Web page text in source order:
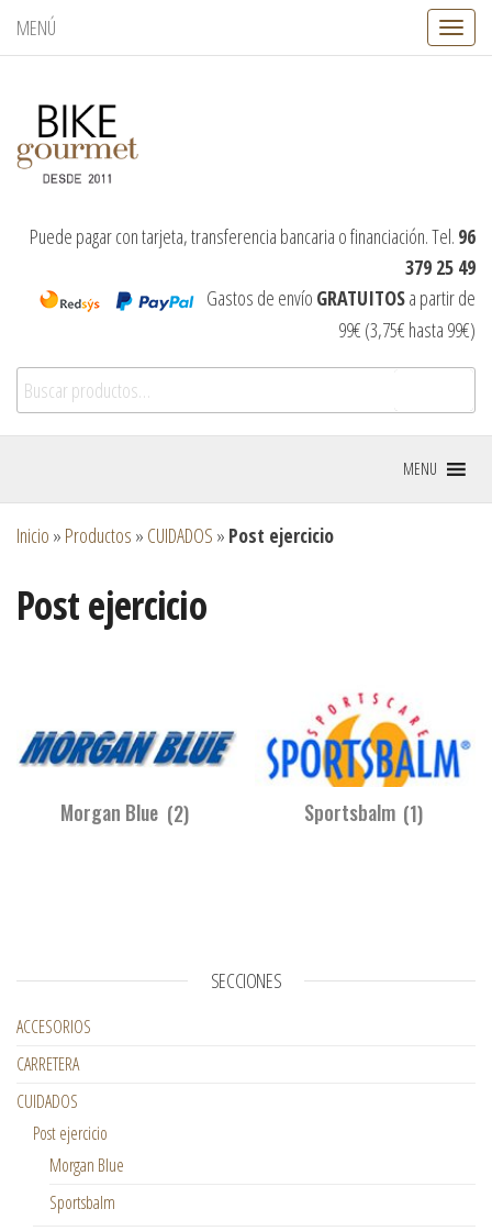
MENÚ
C
a
e
g
a
i
Puede pagar con tarjeta, transferencia bancaria o financiación. Tel. 96
379 25 49
Gastos de envío GRATUITOSa partir de
99€ (3,75€ hasta 99€)
MENU
Inicio » Productos » CUIDADOS » Post ejercicio
Post ejercicio
Morgan Blue (2) Sportsbalm (1)
SECCIONES
ACCESORIOS
CARRETERA
CUIDADOS
Post ejercicio
Morgan Blue
Sportsbalm